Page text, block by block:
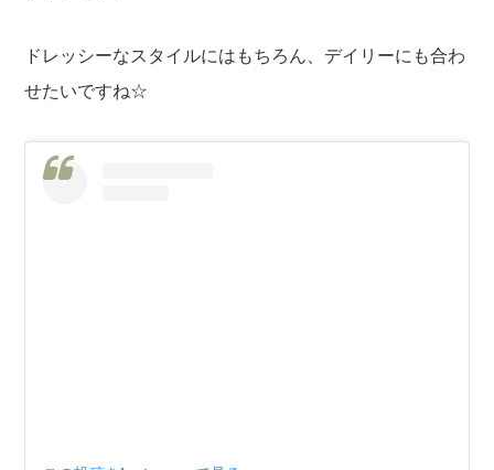
ドレッシーなスタイルにはもちろん、デイリーにも合わ
せたいですね☆